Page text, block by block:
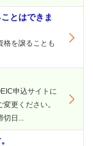
とはできま
格を譲ることも
申込サイトに
更ください。
切日...